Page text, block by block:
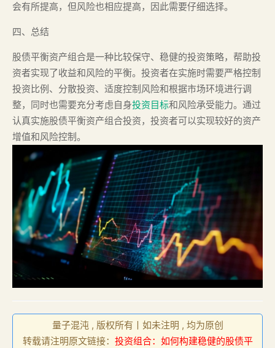
会有所提高，但风险也相应提高，因此需要仔细选择。
四、总结
股债平衡资产组合是一种比较保守、稳健的投资策略，帮助投
资者实现了收益和风险的平衡。投资者在实施时需要严格控制
投资比例、分散投资、适度控制风险和根据市场环境进行调
整，同时也需要充分考虑自身投资目标和风险承受能力。通过
认真实施股债平衡资产组合投资，投资者可以实现较好的资产
增值和风险控制。
量子混沌 , 版权所有丨如未注明 , 均为原创
转载请注明原文链接： 投资组合：如何构建稳健的股债平